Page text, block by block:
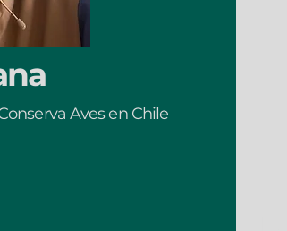
Aves en Chile